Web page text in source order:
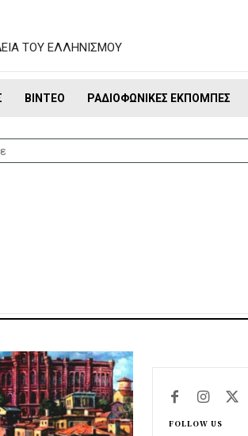
ΤΟΥ ΕΛΛΗΝΙΣΜΟΥ
ΒΊΝΤΕΟ ΡΑΔΙΟΦΩΝΙΚΈΣ ΕΚΠΟΜΠΈΣ
FOLLOW US